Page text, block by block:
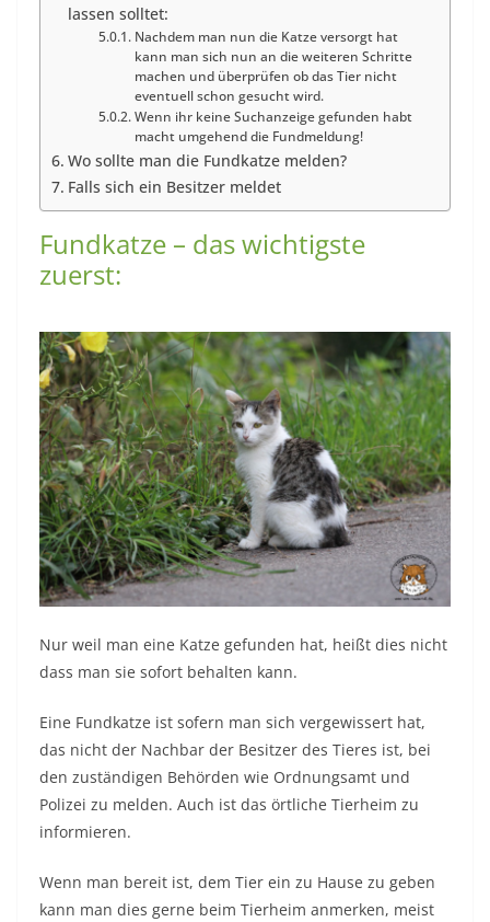
lassen solltet:
Nachdem man nun die Katze versorgt hat
kann man sich nun an die weiteren Schritte
machen und überprüfen ob das Tier nicht
eventuell schon gesucht wird.
Wenn ihr keine Suchanzeige gefunden habt
macht umgehend die Fundmeldung!
Wo sollte man die Fundkatze melden?
Falls sich ein Besitzer meldet
Fundkatze – das wichtigste
zuerst:
Nur weil man eine Katze gefunden hat, heißt dies nicht
dass man sie sofort behalten kann.
Eine Fundkatze ist sofern man sich vergewissert hat,
das nicht der Nachbar der Besitzer des Tieres ist, bei
den zuständigen Behörden wie Ordnungsamt und
Polizei zu melden. Auch ist das örtliche Tierheim zu
informieren.
Wenn man bereit ist, dem Tier ein zu Hause zu geben
kann man dies gerne beim Tierheim anmerken, meist